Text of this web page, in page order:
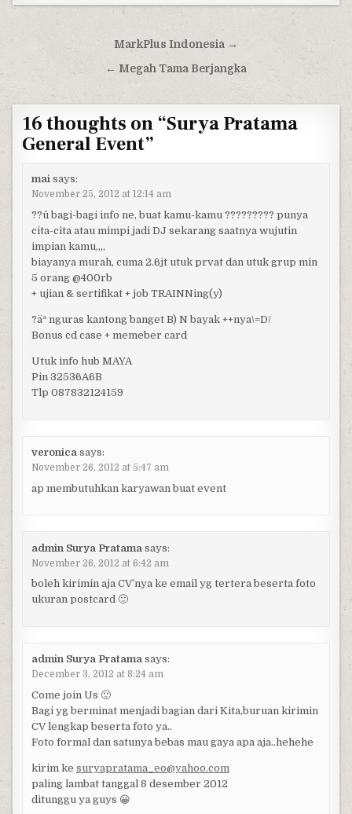
Post navigationMarkPlus Indonesia →
← Megah Tama Berjangka
16 thoughts on “Surya Pratama
General Event”
mai says:
November 25, 2012 at 12:14 am
??û bagi-bagi info ne, buat kamu-kamu ????????? punya
cita-cita atau mimpi jadi DJ sekarang saatnya wujutin
impian kamu,,,,
biayanya murah, cuma 2.6jt utuk prvat dan utuk grup min
5 orang @400rb
+ ujian & sertifikat + job TRAINNing(y)
?äª nguras kantong banget B) N bayak ++nya\=D/
Bonus cd case + memeber card
Utuk info hub MAYA
Pin 32536A6B
Tlp 087832124159
veronica says:
November 26, 2012 at 5:47 am
ap membutuhkan karyawan buat event
admin Surya Pratama says:
November 26, 2012 at 6:42 am
boleh kirimin aja CV’nya ke email yg tertera beserta foto
ukuran postcard 🙂
admin Surya Pratama says:
December 3, 2012 at 8:24 am
Come join Us 🙂
Bagi yg berminat menjadi bagian dari Kita,buruan kirimin
CV lengkap beserta foto ya..
Foto formal dan satunya bebas mau gaya apa aja..hehehe
kirim ke suryapratama_eo@yahoo.com
paling lambat tanggal 8 desember 2012
ditunggu ya guys 😀